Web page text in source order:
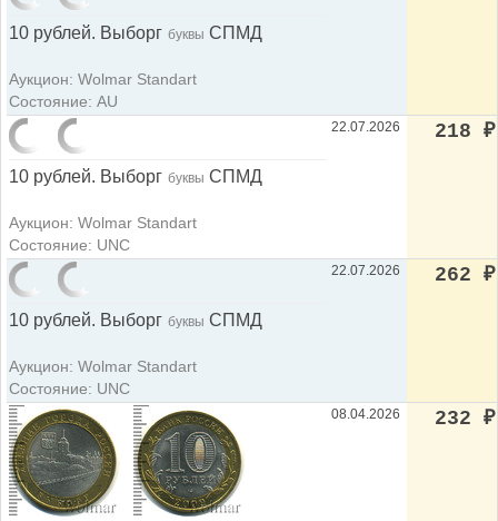
10 рублей. Выборг буквы СПМД
Аукцион: Wolmar Standart
Состояние: AU
10 рублей. Выборг буквы СПМД
Аукцион: Wolmar Standart
Состояние: UNC
22.07.2026 218 ₽
10 рублей. Выборг буквы СПМД
Аукцион: Wolmar Standart
Состояние: UNC
22.07.2026 262 ₽
08.04.2026 232 ₽